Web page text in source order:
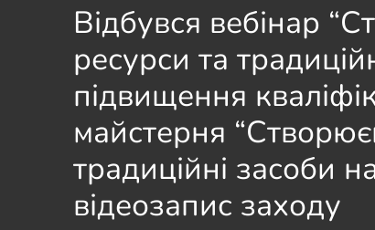
Відбувся вебінар
ресурси та
підвищення
майстерня
традиційні засоби
відеозапис заходу